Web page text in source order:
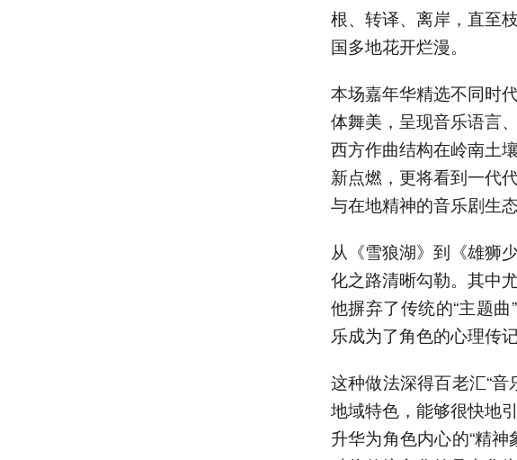
根、转译、离岸，直至
国多地花开烂漫。
本场嘉年华精选不同时
体舞美，呈现音乐语言
西方作曲结构在岭南土
新点燃，更将看到一代
与在地精神的音乐剧生
从《雪狼湖》到《雄狮
化之路清晰勾勒。其中
他摒弃了传统的“主题
乐成为了角色的心理传记
这种做法深得百老汇“
地域特色，能够很快地
升华为角色内心的“精